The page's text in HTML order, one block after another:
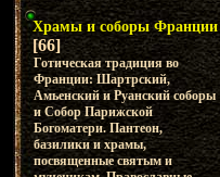
Храмы и соборы Франции
[66]
Готическая традиция во
Франции: Шартрский,
Амьенский и Руанский соборы
и Собор Парижской
Богоматери. Пантеон,
базилики и храмы,
посвященные святым и